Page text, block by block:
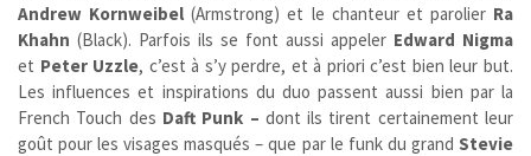
Andrew Kornweibel(Armstrong) et le chanteur et parolier Ra
Khahn (Black). Parfois ils se font aussi appeler Edward Nigma
et Peter Uzzle, c’est à s’y perdre, et à priori c’est bien leur but.
Les influences et inspirations du duo passent aussi bien par la
French Touch des Daft Punk – dont ils tirent certainement leur
goût pour les visages masqués – que par le funk du grand Stevie